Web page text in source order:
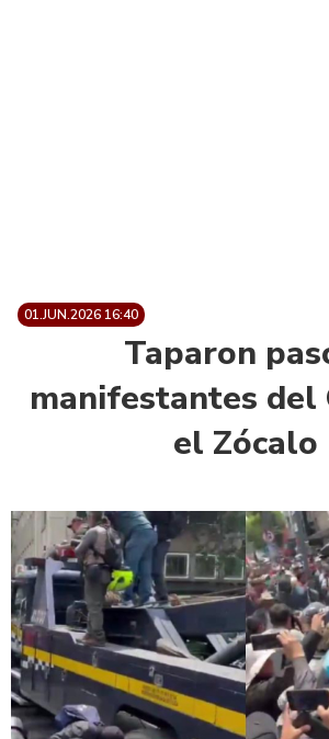
01.JUN.2026 16:40
Taparon
manifestantes del
el Zócalo